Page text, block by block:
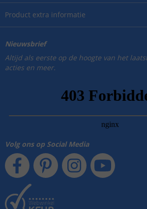
Product extra informatie
Nieuwsbrief
Altijd als eerste op de hoogte van het
acties en meer.
Volg ons op Social Media